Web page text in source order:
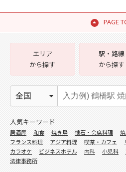
PAGE
エリア
から探す
駅・路線
から探す
人気キーワード
居酒屋 和食 焼き鳥 懐石・会席料理
フランス料理
アジア料理 喫茶・カフェ
カラオケ
ビジネスホテル 内科 小児科
法律事務所